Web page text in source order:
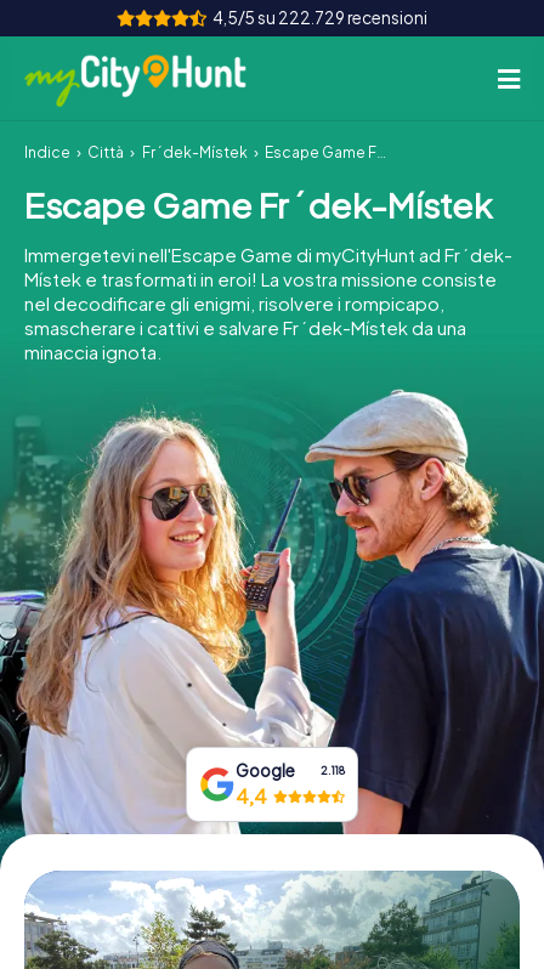
4,5/5 su 222.729 recensioni
Come funziona
Città
Tour
Team Building
INT AT CH
DE
ES
FR UK
IE
IT
NL
Prenota Biglietti
Acquista i Voucher
Indice Città Frýdek-Místek Escape Game Frýdek-Místek
Escape Game Frýdek-Místek
Immergetevi nell'Escape Game di myCityHunt ad Frýdek-
Místek e trasformati in eroi! La vostra missione consiste
nel decodificare gli enigmi, risolvere i rompicapo,
smascherare i cattivi e salvare Frýdek-Místek da una
minaccia ignota.
Google 2.118
4,4